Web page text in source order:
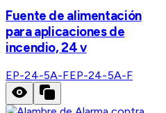
Fuente de alimentación
para aplicaciones de
incendio, 24 v
EP-24-5A-FEP-24-5A-F